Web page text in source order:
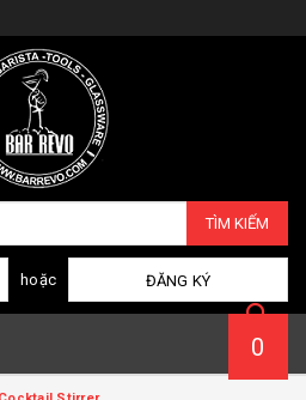
TÌM KIẾM
hoặc ĐĂNG KÝ
0